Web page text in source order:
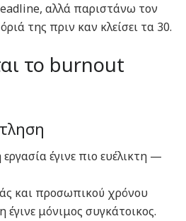
αλλά παριστάνω τον
της πριν καν κλείσει τα 30.
το burnout
έγινε πιο ευέλικτη —
και προσωπικού χρόνου
μόνιμος συγκάτοικος.